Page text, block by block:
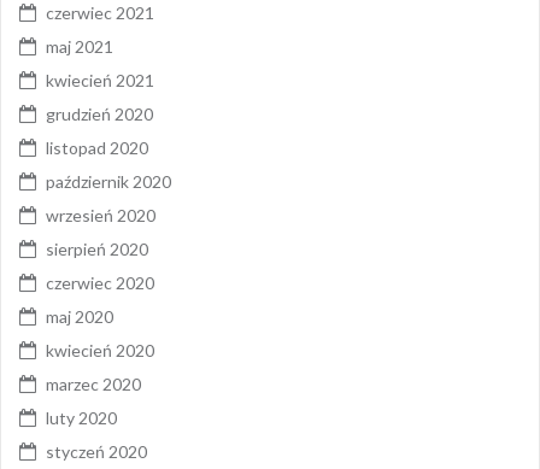
czerwiec 2021
maj 2021
kwiecień 2021
grudzień 2020
listopad 2020
październik 2020
wrzesień 2020
sierpień 2020
czerwiec 2020
maj 2020
kwiecień 2020
marzec 2020
luty 2020
styczeń 2020